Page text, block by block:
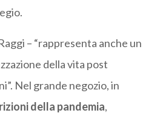
– “rappresenta anche un
della vita post
Nel grande negozio, in
della pandemia,